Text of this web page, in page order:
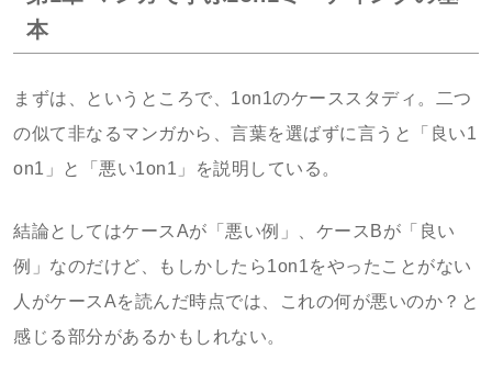
本
まずは、というところで、1on1のケーススタディ。二つ
の似て非なるマンガから、言葉を選ばずに言うと「良い1
on1」と「悪い1on1」を説明している。
結論としてはケースAが「悪い例」、ケースBが「良い
例」なのだけど、もしかしたら1on1をやったことがない
人がケースAを読んだ時点では、これの何が悪いのか？と
感じる部分があるかもしれない。